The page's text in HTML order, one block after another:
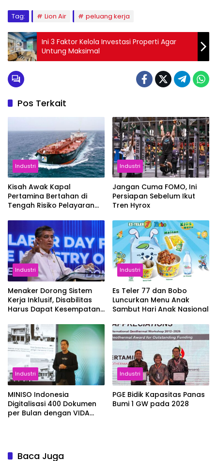
Tag: Lion Air peluang kerja
Ini 3 Faktor Kelola Investasi Properti Agar
Untung Maksimal
Pos Terkait
Industri
Kisah Awak Kapal
Pertamina Bertahan di
Tengah Risiko Pelayaran
Industri
Jangan Cuma FOMO, Ini
Persiapan Sebelum Ikut
Tren Hyrox
Industri
Menaker Dorong Sistem
Kerja Inklusif, Disabilitas
Harus Dapat Kesempatan
Industri
Es Teler 77 dan Bobo
Luncurkan Menu Anak
Sambut Hari Anak Nasional
Industri
MINISO Indonesia
Digitalisasi 400 Dokumen
per Bulan dengan VIDA
Industri
PGE Bidik Kapasitas Panas
Bumi 1 GW pada 2028
Baca Juga